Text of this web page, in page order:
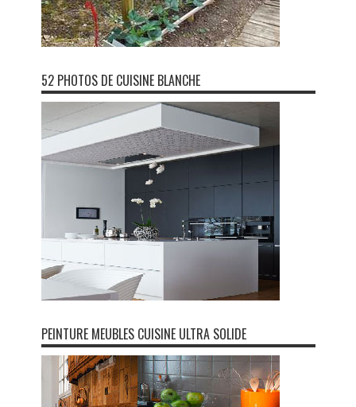
52 PHOTOS DE CUISINE BLANCHE
PEINTURE MEUBLES CUISINE ULTRA SOLIDE